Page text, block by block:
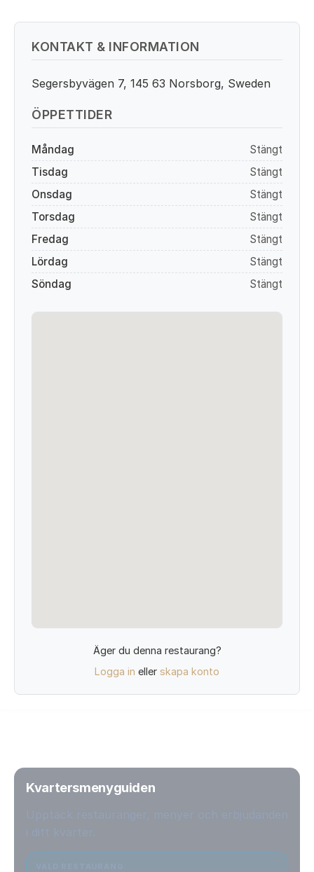
KONTAKT & INFORMATION
Segersbyvägen 7, 145 63 Norsborg, Sweden
ÖPPETTIDER
Måndag
Stängt
Tisdag
Stängt
Onsdag
Stängt
Torsdag
Stängt
Fredag
Stängt
Lördag
Stängt
Söndag
Stängt
Äger du denna restaurang?
Logga in eller skapa konto
Kvartersmenyguiden